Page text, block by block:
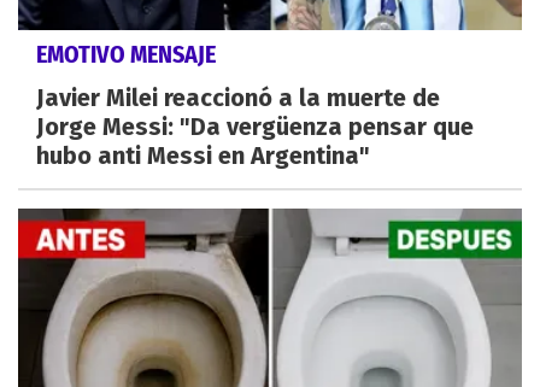
EMOTIVO MENSAJE
Javier Milei reaccionó a la muerte de
Jorge Messi: "Da vergüenza pensar que
hubo anti Messi en Argentina"